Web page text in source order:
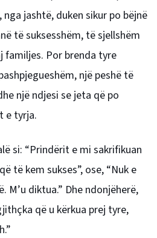
jashtë, duken sikur po bëjnë
të suksesshëm, të sjellshëm
familjes. Por brenda tyre
një peshë të
një ndjesi se jeta që po
e tyrja.
si: “Prindërit e mi sakrifikuan
të kem sukses”, ose, “Nuk e
M’u diktua.” Dhe ndonjëherë,
që u kërkua prej tyre,